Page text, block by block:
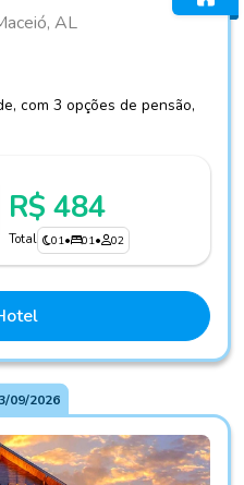
AL
com 3 opções de pensão,
R$ 484
Total 01• 01• 02
09/2026